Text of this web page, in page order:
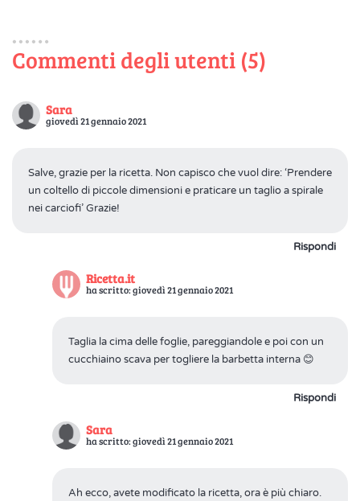
Commenti degli utenti (5)
Sara
giovedì 21 gennaio 2021
Salve, grazie per la ricetta. Non capisco che vuol dire: ‘Prendere
un coltello di piccole dimensioni e praticare un taglio a spirale
nei carciofi’ Grazie!
Rispondi
Ricetta.it
ha scritto: giovedì 21 gennaio 2021
Taglia la cima delle foglie, pareggiandole e poi con un
cucchiaino scava per togliere la barbetta interna 😊
Rispondi
Sara
ha scritto: giovedì 21 gennaio 2021
Ah ecco, avete modificato la ricetta, ora è più chiaro.